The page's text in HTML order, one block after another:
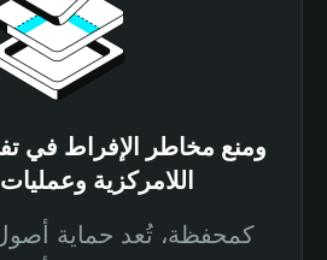
ومنع مخاطر الإفراط في
اللامركزية وعمليات
كمحفظة، تُعد حماية